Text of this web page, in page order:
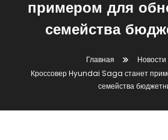
примером для
семейства
Главная
Новости
Кроссовер Hyundai Saga станет
семейства